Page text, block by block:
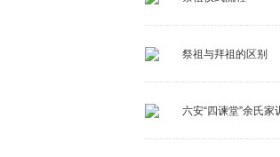
祭祖与拜祖的区别
六安“四谏堂”余氏家